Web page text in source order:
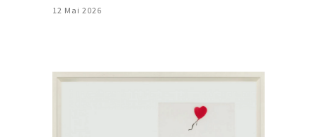
12 Mai 2026